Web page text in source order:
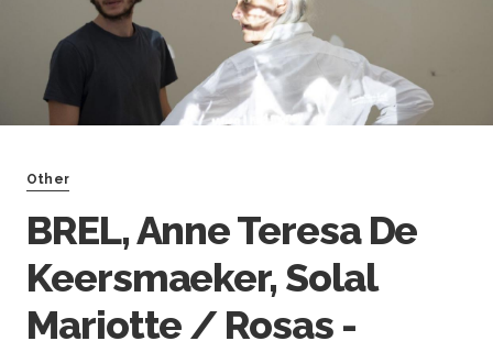
Other
BREL, Anne Teresa De
Keersmaeker, Solal
Mariotte / Rosas -